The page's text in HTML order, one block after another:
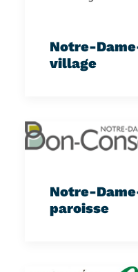
Notre-
village
Notre-
paroisse